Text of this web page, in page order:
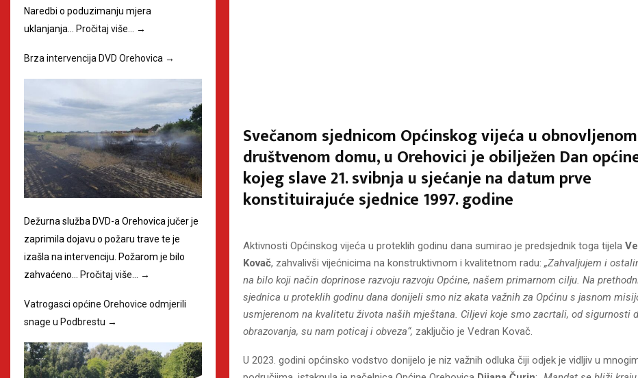
Svečanom sjednicom Općinskog vijeća u obnovljenom
društvenom domu, u Orehovici je obilježen Dan
kojeg slave 21. svibnja u sjećanje na datum prve
konstituirajuće sjednice 1997. godine
Aktivnosti Općinskog vijeća u proteklih godinu dana sumirao je predsjednik toga tijela
Kovač, zahvalivši vijećnicima na konstruktivnom i kvalitetnom radu: „Zahvaljujem i
na bilo koji način doprinose razvoju razvoju Općine, našem primarnom cilju. Na
sjednica u proteklih godinu dana donijeli smo niz akata važnih za Općinu s jasnom
usmjerenom na kvalitetu života naših mještana. Ciljevi koje smo zacrtali, od sigurnosti
obrazovanja, su nam poticaj i obveza“, zaključio je Vedran Kovač.
U 2023. godini općinsko vodstvo donijelo je niz važnih odluka čiji odjek je vidljiv u
Naredbi o poduzimanju mjera
uklanjanja… Pročitaj više… →
Brza intervencija DVD Orehovica →
Dežurna služba DVD-a Orehovica jučer je
zaprimila dojavu o požaru trave te je
izašla na intervenciju. Požarom je bilo
zahvaćeno…
Pročitaj više… →
Vatrogasci općine Orehovice odmjerili
snage u Podbrestu →